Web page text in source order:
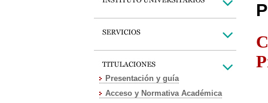
Presentación y guía
Acceso y Normativa Académica